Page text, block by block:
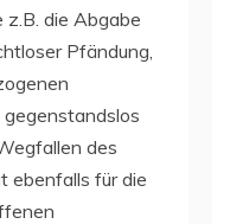
die Abgabe
Pfändung,
des
ebenfalls für die